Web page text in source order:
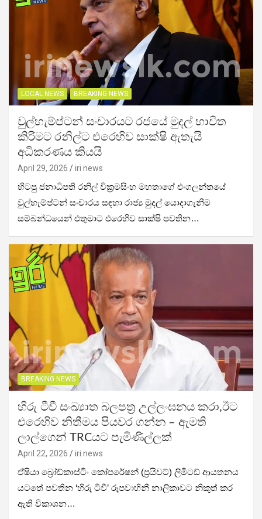
LOCAL NEWS BREAKING NEWS
වුල්හැම්ප්ටන් සංචාරයට රජයේ මුදල් භාවිත
කිරිමට රනිල්ට එරෙහිව සාක්ෂි ඇතැයි
අධිකරණය කියයි
April 29, 2026 iri news
හිටපු ජනාධිපති රනිල් වික්‍රමසිංහ මහතාගේ එංගලන්තයේ
වුල්හැම්ප්ටන් සංචාරය සඳහා රාජ්‍ය මුදල් යොදාගැනීම
සම්බන්ධයෙන් එතුමාට එරෙහිව සාක්ෂි පවතින…
BREAKING NEWS
හිරු ටීවී සංඛ්‍යාත බලපත්‍ර උල්ලංඝනය කරා,ඊට
එරෙහිව නිතීමය පියවර ගන්න – ඇමති
ලාල්ගෙන් TRCයට පැමිණිල්ලක්
April 22, 2026 iri news
ඒෂියා බ්‍රෝඩ්කාස්ටිං කෝපරේෂන් (ප්‍රයිවට්) ලිමිටඩ් ආයතනය
යටතේ පවතින ‘හිරු ටීවී’ රූපවාහිනී නාලිකාවට නිකුත් කර
ඇති විකාශන…